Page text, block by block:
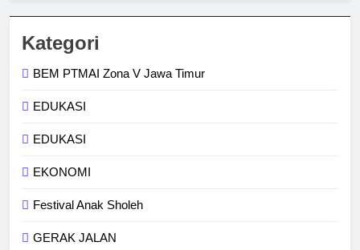
Kategori
BEM PTMAI Zona V Jawa Timur
EDUKASI
EDUKASI
EKONOMI
Festival Anak Sholeh
GERAK JALAN